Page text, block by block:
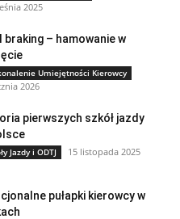
2025
braking – hamowanie w
Umiejętności Kierowcy
2026
pierwszych szkół jazdy
Jazdy i ODTJ 15 listopada 2025
pułapki kierowcy w